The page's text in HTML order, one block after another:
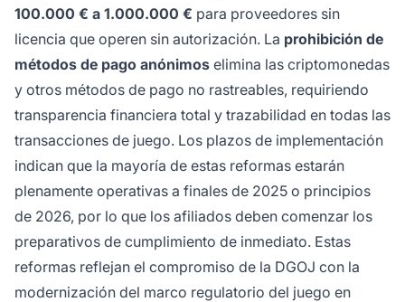
100.000 € a 1.000.000 € para proveedores sin
licencia que operen sin autorización. La prohibición de
métodos de pago anónimos elimina las criptomonedas
y otros métodos de pago no rastreables, requiriendo
transparencia financiera total y trazabilidad en todas las
transacciones de juego. Los plazos de implementación
indican que la mayoría de estas reformas estarán
plenamente operativas a finales de 2025 o principios
de 2026, por lo que los afiliados deben comenzar los
preparativos de cumplimiento de inmediato. Estas
reformas reflejan el compromiso de la DGOJ con la
modernización del marco regulatorio del juego en